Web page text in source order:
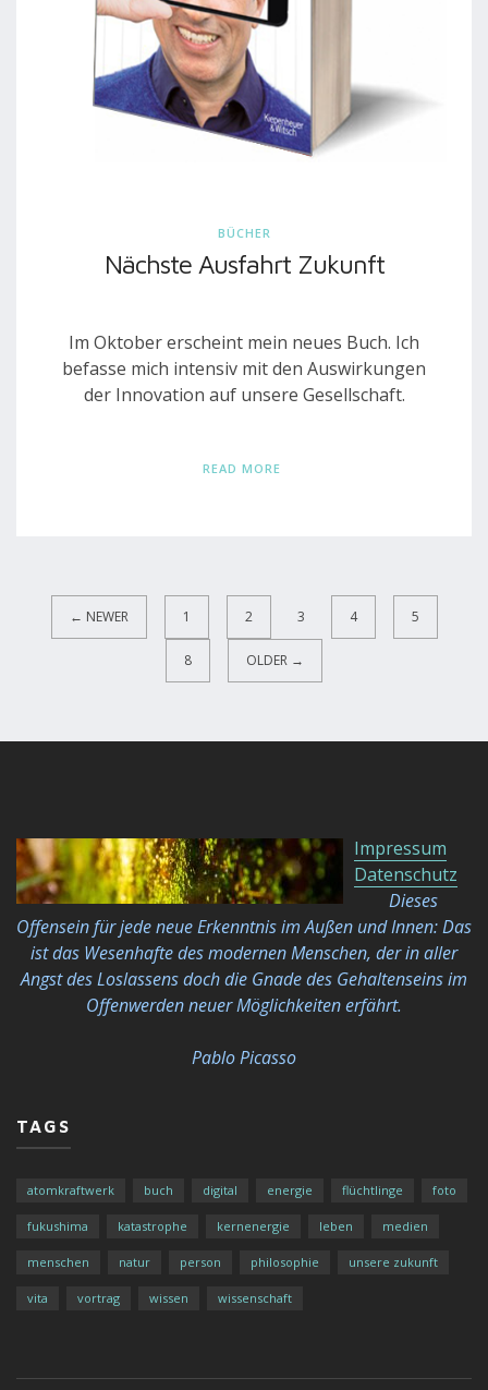
BÜCHER
Nächste Ausfahrt Zukunft
Im Oktober erscheint mein neues Buch. Ich
befasse mich intensiv mit den Auswirkungen
der Innovation auf unsere Gesellschaft.
READ MORE
← NEWER 1 2 3 4 5
8 OLDER →
Impressum
Datenschutz
Dieses
Offensein für jede neue Erkenntnis im Außen und Innen: Das
ist das Wesenhafte des modernen Menschen, der in aller
Angst des Loslassens doch die Gnade des Gehaltenseins im
Offenwerden neuer Möglichkeitenerfährt.
Pablo Picasso
TAGS
atomkraftwerk buch digital energie flüchtlinge foto
fukushima katastrophe kernenergie leben medien
menschen natur person philosophie unsere zukunft
vita vortrag wissen wissenschaft